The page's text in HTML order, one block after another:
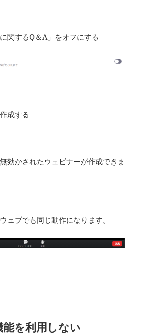
関するQ＆A」をオフにする
成する
効かされたウェビナーが作成できま
ェブでも同じ動作になります。
を利用しない